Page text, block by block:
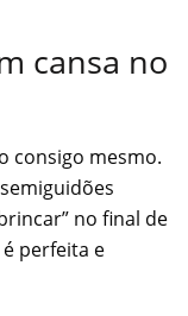
cansa no
consigo mesmo.
no final de
perfeita e